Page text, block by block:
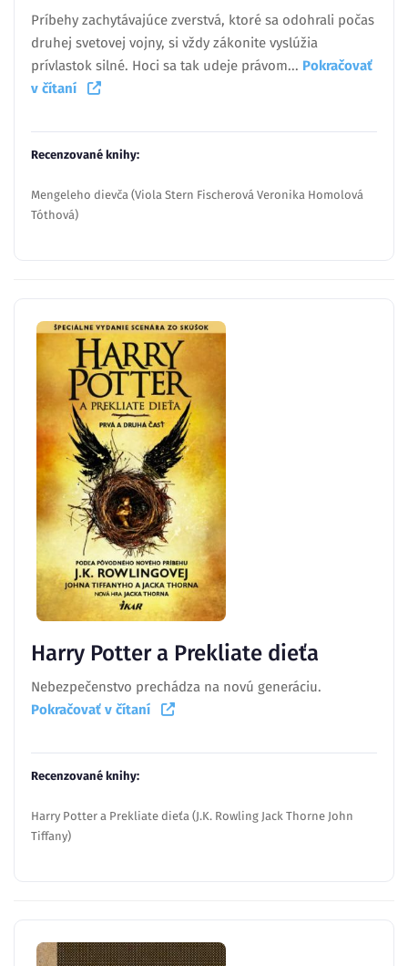
Príbehy zachytávajúce zverstvá, ktoré sa odohrali počas
druhej svetovej vojny, si vždy zákonite vyslúžia
prívlastok silné. Hoci sa tak udeje právom... Pokračovať
v čítaní
Recenzované knihy:
Mengeleho dievča (Viola Stern Fischerová Veronika Homolová
Tóthová)
Harry Potter a Prekliate dieťa
Nebezpečenstvo prechádza na novú generáciu.
Pokračovať v čítaní
Recenzované knihy:
Harry Potter a Prekliate dieťa (J.K. Rowling Jack Thorne John
Tiffany)